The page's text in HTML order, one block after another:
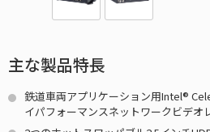
主な製品特長
鉄道車両アプリケーション用Intel®
イパフォーマンスネットワークビデオ